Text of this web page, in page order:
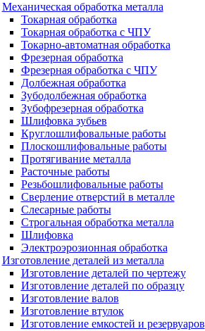
Механическая обработка металла
Токарная обработка
Токарная обработка с ЧПУ
Токарно-автоматная обработка
Фрезерная обработка
Фрезерная обработка c ЧПУ
Долбежная обработка
Зубодолбежная обработка
Зубофрезерная обработка
Шлифовка зубьев
Круглошлифовальные работы
Плоскошлифовальные работы
Протягивание металла
Расточные работы
Резьбошлифовальные работы
Сверление отверстий в металле
Слесарные работы
Строгальная обработка металла
Шлифовка
Электроэрозионная обработка
Изготовление деталей из металла
Изготовление деталей по чертежу
Изготовление деталей по образцу
Изготовление валов
Изготовление втулок
Изготовление емкостей и резервуаров